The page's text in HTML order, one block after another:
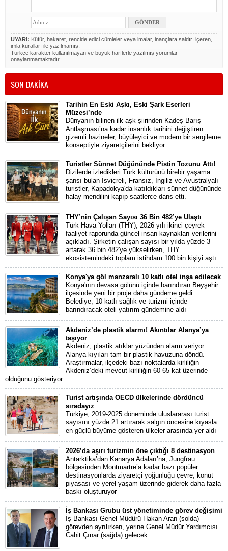
UYARI: Küfür, hakaret, rencide edici cümleler veya imalar, inançlara saldırı içeren,
imla kuralları ile yazılmamış,
Türkçe karakter kullanılmayan ve büyük harflerle yazılmış yorumlar
onaylanmamaktadır.
SON DAKİKA
Tarihin En Eski Aşkı, Eski Şark Eserleri
Müzesi’nde
Dünyanın bilinen ilk aşk şiirinden Kadeş Barış
Antlaşması’na kadar insanlık tarihini değiştiren
gizemli hazineler, büyüleyici ve modern bir sergileme
konseptiyle ziyaretçilerini bekliyor.
Turistler Sünnet Düğününde Pistin Tozunu Attı!
Dizilerde izledikleri Türk kültürünü birebir yaşama
şansı bulan İsviçreli, Fransız, İngiliz ve Avustralyalı
turistler, Kapadokya'da katıldıkları sünnet düğününde
halay mendilini kapıp saatlerce dans etti.
THY’nin Çalışan Sayısı 36 Bin 482’ye Ulaştı
Türk Hava Yolları (THY), 2026 yılı ikinci çeyrek
faaliyet raporunda güncel insan kaynakları verilerini
açıkladı. Şirketin çalışan sayısı bir yılda yüzde 3
artarak 36 bin 482'ye yükselirken, THY
ekosistemindeki toplam istihdam 100 bin kişiyi aştı.
Konya'ya göl manzaralı 10 katlı otel inşa edilecek
Konya'nın devasa gölünü içinde barındıran Beyşehir
ilçesinde yeni bir proje daha gündeme geldi.
Belediye, 10 katlı sağlık ve turizmi içinde
barındıracak oteli yatırım gündemine aldı
Akdeniz’de plastik alarmı! Akıntılar Alanya’ya
taşıyor
Akdeniz, plastik atıklar yüzünden alarm veriyor.
Alanya kıyıları tam bir plastik havuzuna döndü.
Araştırmalar, ilçedeki bazı noktalarda kirliliğin
Akdeniz’deki mevcut kirliliğin 60-65 kat üzerinde
olduğunu gösteriyor.
Turist artışında OECD ülkelerinde dördüncü
sıradayız
Türkiye, 2019-2025 döneminde uluslararası turist
sayısını yüzde 21 artırarak salgın öncesine kıyasla
en güçlü büyüme gösteren ülkeler arasında yer aldı
2026’da aşırı turizmin öne çıktığı 8 destinasyon
Antarktika’dan Kanarya Adaları’na, Jungfrau
bölgesinden Montmartre’a kadar bazı popüler
destinasyonlarda ziyaretçi yoğunluğu çevre, konut
piyasası ve yerel yaşam üzerinde giderek daha fazla
baskı oluşturuyor
İş Bankası Grubu üst yönetiminde görev değişimi
İş Bankası Genel Müdürü Hakan Aran (solda)
görevden ayrılırken, yerine Genel Müdür Yardımcısı
Cahit Çınar (sağda) gelecek.